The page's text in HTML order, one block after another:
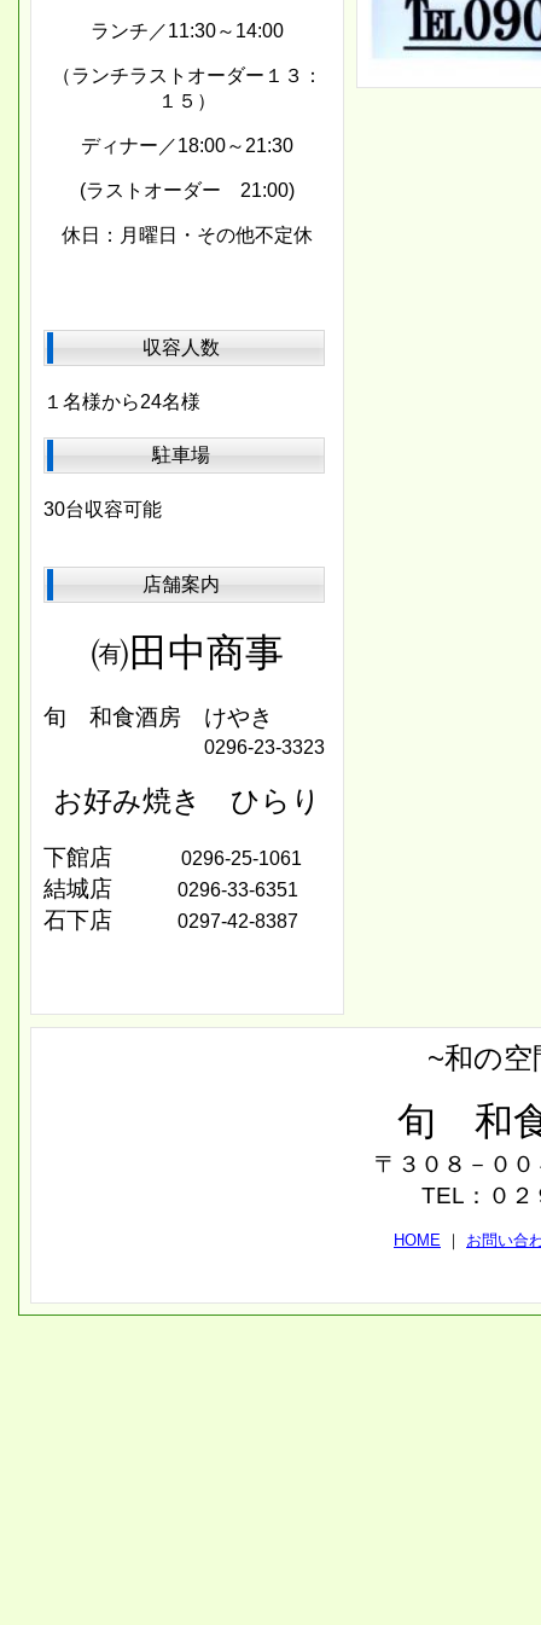
ランチ／11:30～14:00
（ランチラストオーダー１３：
１５）
ディナー／18:00～21:30
(ラストオーダー 21:00)
休日：月曜日・その他不定休
収容人数
１名様から24名様
駐車場
30台収容可能
店舗案内
㈲田中商事
旬 和食酒房 けやき
0296‐23-3323
お好み焼き ひらり
下館店 0296-25-1061
結城店 0296-33-6351
石下店 0297-42-8387
~和の
旬 和
〒３０８－０
TEL：０２
HOME ｜ お問い合